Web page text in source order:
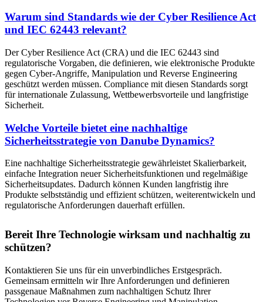
Warum sind Standards wie der Cyber Resilience Act
und IEC 62443 relevant?
Der Cyber Resilience Act (CRA) und die IEC 62443 sind
regulatorische Vorgaben, die definieren, wie elektronische Produkte
gegen Cyber-Angriffe, Manipulation und Reverse Engineering
geschützt werden müssen. Compliance mit diesen Standards sorgt
für internationale Zulassung, Wettbewerbsvorteile und langfristige
Sicherheit.
Welche Vorteile bietet eine nachhaltige
Sicherheitsstrategie von Danube Dynamics?
Eine nachhaltige Sicherheitsstrategie gewährleistet Skalierbarkeit,
einfache Integration neuer Sicherheitsfunktionen und regelmäßige
Sicherheitsupdates. Dadurch können Kunden langfristig ihre
Produkte selbstständig und effizient schützen, weiterentwickeln und
regulatorische Anforderungen dauerhaft erfüllen.
Bereit Ihre Technologie wirksam und nachhaltig zu
schützen?
Kontaktieren Sie uns für ein unverbindliches Erstgespräch.
Gemeinsam ermitteln wir Ihre Anforderungen und definieren
passgenaue Maßnahmen zum nachhaltigen Schutz Ihrer